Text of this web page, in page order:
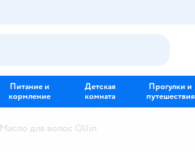
Питание и
кормление
Детская
комната
Прогулки и
путешествия
Масло для волос Ollin